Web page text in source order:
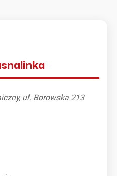
ul. Borowska 213